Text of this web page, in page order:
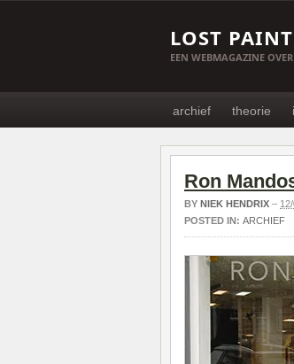
LOST
EEN WEBMAGAZINE
archief theorie
Ron
BY NIEK HENDRIX –
POSTED IN: ARCHIEF